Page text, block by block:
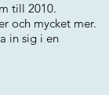
till 2010.
och mycket mer.
in sig i en